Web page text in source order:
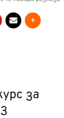
за